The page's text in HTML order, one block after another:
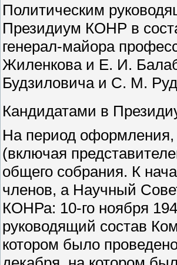
Политическим
Президиум КОНР в
генерал-майора
Жиленкова и Е. И.
Будзиловича и С. М.
Кандидатами в
На период оформления,
(включая
общего собрания. К
членов, а Научный
КОНРа: 10-го ноября
руководящий состав
котором было